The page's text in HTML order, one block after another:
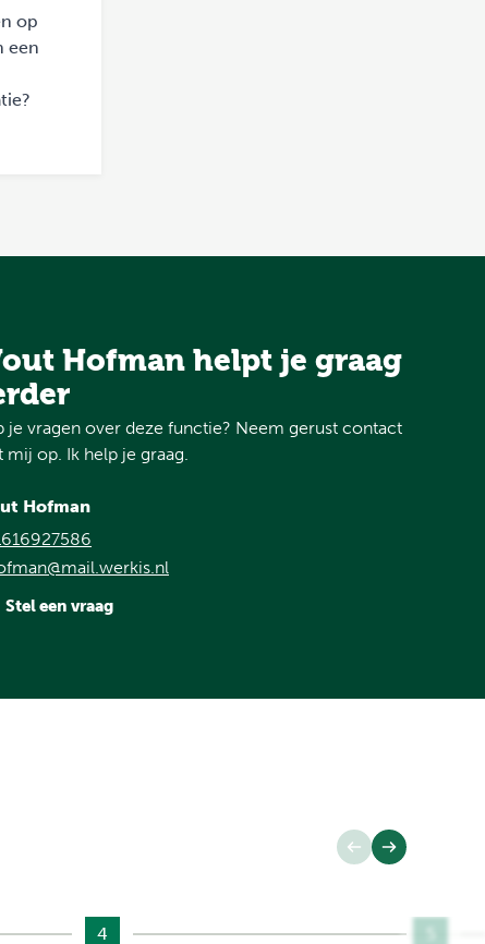
op
een
Hofman helpt je graag
je vragen over deze functie? Neem gerust contact
mij op. Ik help je graag.
Hofman
Stel een vraag
4